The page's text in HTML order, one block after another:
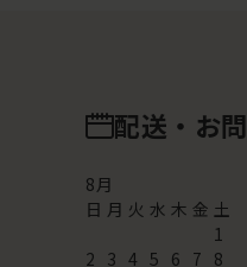
配送・お
8月
日 月 火 水 木 金 土
1
2 3 4 5 6 7 8